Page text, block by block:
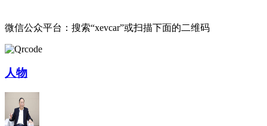
微信公众平台：搜索“xevcar”或扫描下面的二维码
人物